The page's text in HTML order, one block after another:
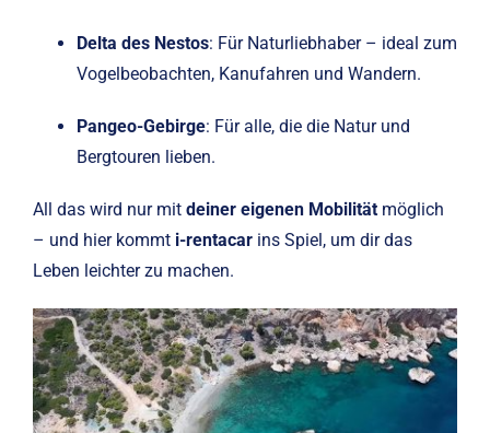
Delta des Nestos: Für Naturliebhaber – ideal zum
Vogelbeobachten, Kanufahren und Wandern.
Pangeo-Gebirge: Für alle, die die Natur und
Bergtouren lieben.
All das wird nur mit deiner eigenen Mobilitätmöglich
– und hier kommt i-rentacarins Spiel, um dir das
Leben leichter zu machen.